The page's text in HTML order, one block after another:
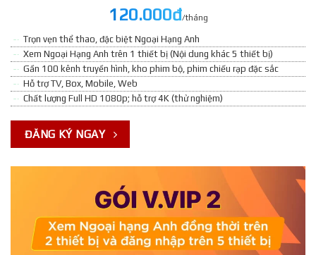
120.000đ/tháng
Trọn vẹn thể thao, đặc biệt Ngoại Hạng Anh
Xem Ngoại Hạng Anh trên 1 thiết bị (Nội dung khác 5 thiết bị)
Gần 100 kênh truyền hình, kho phim bộ, phim chiếu rạp đặc sắc
Hỗ trợ TV, Box, Mobile, Web
Chất lượng Full HD 1080p; hỗ trợ 4K (thử nghiệm)
ĐĂNG KÝ NGAY